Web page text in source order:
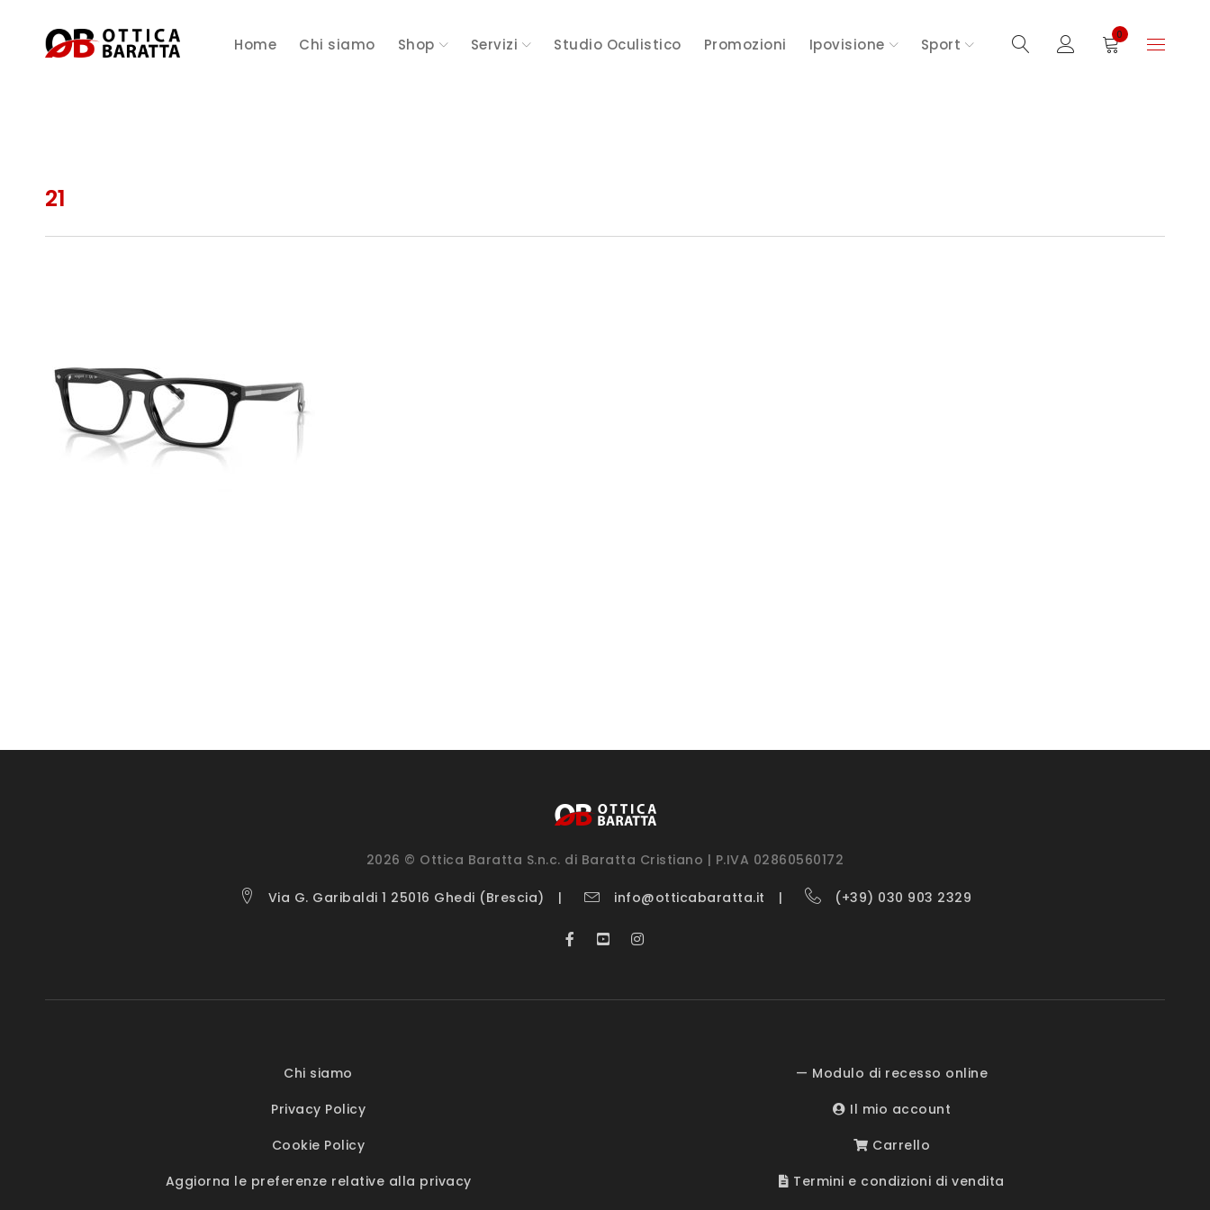
Home Chi siamo Shop Servizi Studio Oculistico Promozioni Ipovisione Sport
0
21
2026 © Ottica Baratta S.n.c. di Baratta Cristiano | P.IVA 02860560172
Via G. Garibaldi 1 25016 Ghedi (Brescia) info@otticabaratta.it (+39) 030 903 2329
Chi siamo
Privacy Policy
Cookie Policy
Aggiorna le preferenze relative alla privacy
— Modulo di recesso online
Il mio account
Carrello
Termini e condizioni di vendita